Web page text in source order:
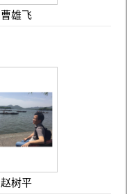
曹雄飞
赵树平